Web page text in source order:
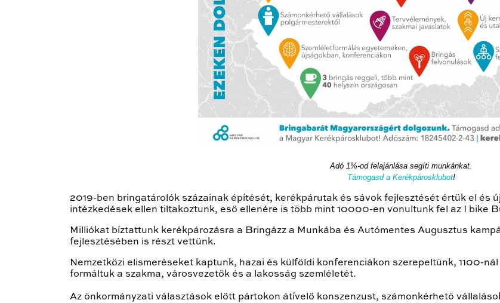
Adó 1%-od felajánlása segíti munkánkat.
Támogasd a Kerékpárosklubot!
2019-ben bringatárolók százainak építését, kerékpárutak és sávok fejlesztését értük el és
intézkedések ellen tiltakoztunk, eső ellenére is több mint 10000-en vonultunk fel az I bike
Milliókat bíztattunk kerékpározásra a Bringázz a Munkába és Autómentes Augusztus
fejlesztésében is részt vettünk.
Nemzetközi elismeréseket kaptunk, hazai és külföldi konferenciákon szerepeltünk, 1100-
formáltuk a szakma, városvezetők és a lakosság szemléletét.
Az önkormányzati választások előtt pártokon átívelő konszenzust, számonkérhető